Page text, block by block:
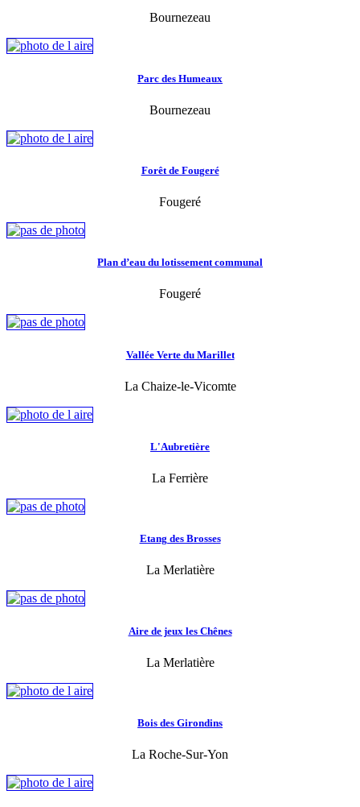
Bournezeau
Parc des Humeaux
Bournezeau
Forêt de Fougeré
Fougeré
Plan d’eau du lotissement communal
Fougeré
Vallée Verte du Marillet
La Chaize-le-Vicomte
L'Aubretière
La Ferrière
Etang des Brosses
La Merlatière
Aire de jeux les Chênes
La Merlatière
Bois des Girondins
La Roche-Sur-Yon